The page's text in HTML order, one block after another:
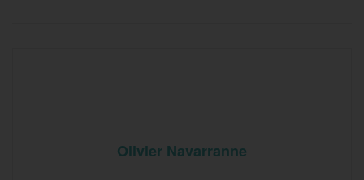
Olivier Navarranne